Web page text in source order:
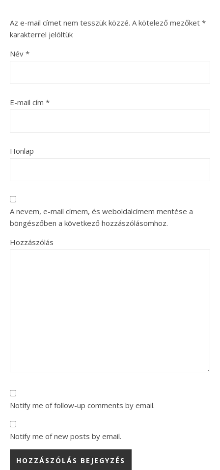
Az e-mail címet nem tesszük közzé. A kötelező mezőket *
karakterrel jelöltük
Név *
E-mail cím *
Honlap
A nevem, e-mail címem, és weboldalcímem mentése a
böngészőben a következő hozzászólásomhoz.
Hozzászólás
Notify me of follow-up comments by email.
Notify me of new posts by email.